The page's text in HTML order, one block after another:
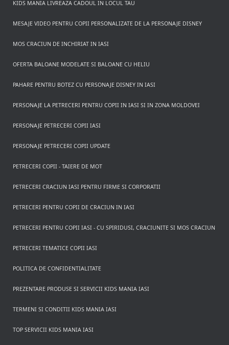
KIDS MANIA LIVREAZA CADOUL IN LOCUL TAU
MESAJE VIDEO PENTRU COPII PERSONALIZATE DE LA PERSONAJE DISNEY
MOS CRACIUN DE INCHIRIAT IN IASI
OFERTA BALOANE MODELATE SI BALOANE CU HELIU
PAHARE PENTRU BOTEZ CU PERSONAJE DISNEY IN IASI
PERSONAJE LA PETRECERI PENTRU COPII IN IASI SI IN ZONA MOLDOVEI
PERSONAJE PETRECERI COPII IASI
PERSONAJE PETRECERI COPII UPDATE
PETRECERI COPII - TAIERE DE MOT
PETRECERI CRACIUN IASI PENTRU FIRME SI CORPORATII
PETRECERI PENTRU COPII DE CRACIUN IN IASI
PETRECERI PENTRU COPII IASI - CU SPIRIDUSI, CRACIUNITE SI MOS CRACIUN
PETRECERI TEMATICE COPII IASI
POLITICA DE CONFIDENTIALITATE
PREZENTARE PRODUSE SI SERVICII KIDS MANIA IASI
TERMENI SI CONDITII KIDS MANIA IASI
TOP SERVICII KIDS MANIA IASI